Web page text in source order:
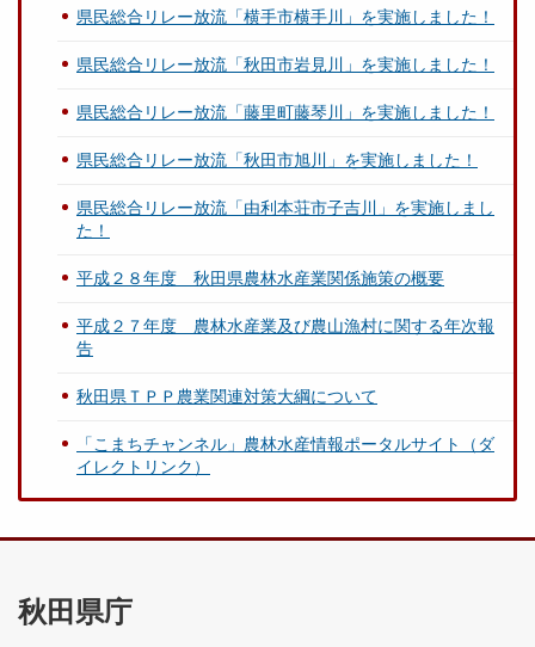
県民総合リレー放流「横手市横手川」を実施しました！
県民総合リレー放流「秋田市岩見川」を実施しました！
県民総合リレー放流「藤里町藤琴川」を実施しました！
県民総合リレー放流「秋田市旭川」を実施しました！
県民総合リレー放流「由利本荘市子吉川」を実施しまし
た！
平成２８年度 秋田県農林水産業関係施策の概要
平成２７年度 農林水産業及び農山漁村に関する年次報
告
秋田県ＴＰＰ農業関連対策大綱について
「こまちチャンネル」農林水産情報ポータルサイト（ダ
イレクトリンク）
秋田県庁